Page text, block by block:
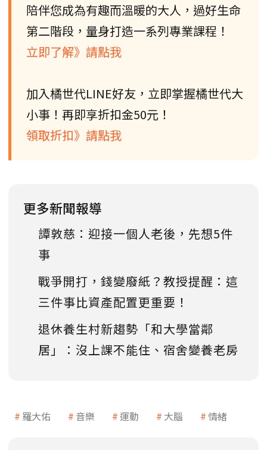
陪伴您成為有趣而溫暖的大人，過好生命
第二階段，量身打造一系列專業課程！
立即了解》請點我
加入橘世代LINE好友，立即掌握橘世代大
小事！再即享折扣金50元！
領取折扣》請點我
更多新聞報導
譚敦慈：迎接一個人老後，先想5件
事
戰爭開打，錢變廢紙？教授提醒：這
三件事比資產配置更重要！
退休養生村新趨勢「和大學當鄰
居」：沒上課不能住、宿舍變養老房
羅大佑 音樂 運動 大腦 情緒